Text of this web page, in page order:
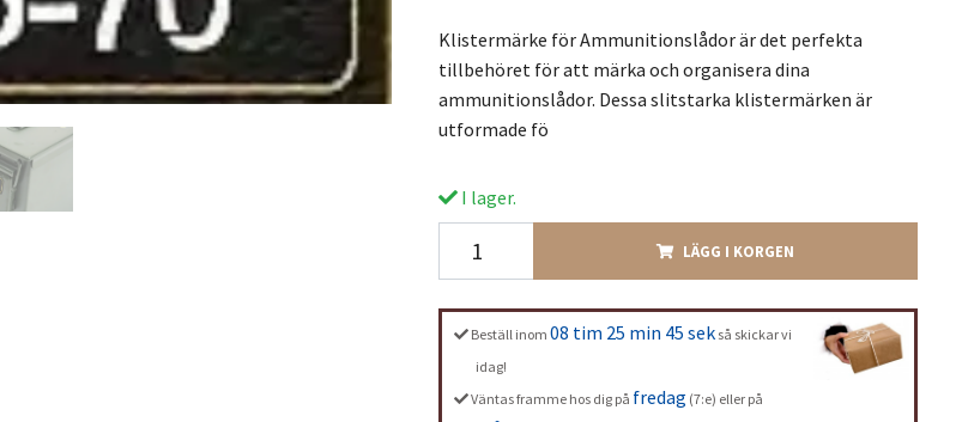
Klistermärke för Ammunitionslådor är det perfekta
tillbehöret för att märka och organisera dina
ammunitionslådor. Dessa slitstarka klistermärken är
utformade fö
I lager.
LÄGG I KORGEN
Beställ inom 08 tim 25 min 44 sekså skickar vi
idag!
Väntas framme hos dig på fredag (7:e) eller på